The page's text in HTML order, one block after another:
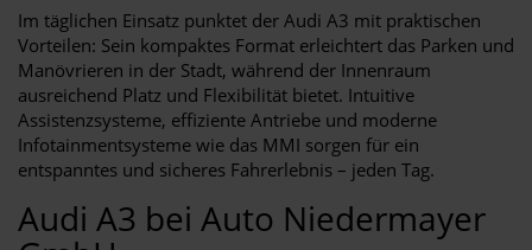
Im täglichen Einsatz punktet der Audi A3 mit praktischen
Vorteilen: Sein kompaktes Format erleichtert das Parken und
Manövrieren in der Stadt, während der Innenraum
ausreichend Platz und Flexibilität bietet. Intuitive
Assistenzsysteme, effiziente Antriebe und moderne
Infotainmentsysteme wie das MMI sorgen für ein
entspanntes und sicheres Fahrerlebnis – jeden Tag.
Audi A3 bei Auto Niedermayer